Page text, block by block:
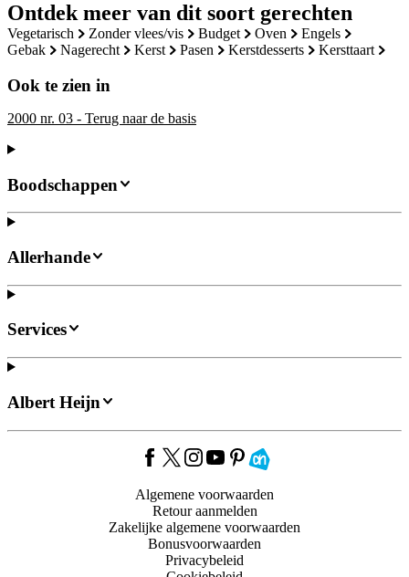
Ontdek meer van dit soort gerechten
vegetarisch zonder vlees/vis budget oven
engels
gebak
nagerecht kerst pasen kerstdesserts kersttaart
Ook te zien in
2000 nr. 03 - Terug naar de basis
Boodschappen
Allerhande
Services
Albert Heijn
Algemene voorwaarden
Retour aanmelden
Zakelijke algemene voorwaarden
Bonusvoorwaarden
Privacybeleid